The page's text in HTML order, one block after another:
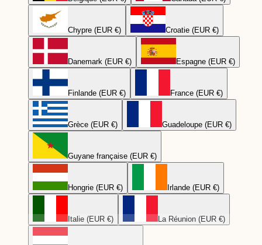
Chypre (EUR €) Croatie (EUR €)
Danemark (EUR €) Espagne (EUR €)
Finlande (EUR €) France (EUR €)
Grèce (EUR €) Guadeloupe (EUR €)
Guyane française (EUR €)
Hongrie (EUR €) Irlande (EUR €)
Italie (EUR €) La Réunion (EUR €)